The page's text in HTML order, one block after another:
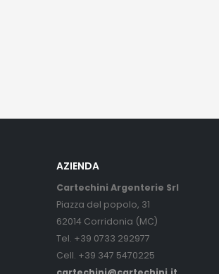
AZIENDA
Cartechini Argenterie Srl
Piazza del popolo, 31
62014 Corridonia (MC)
Tel. +39 0733 292977
Cell. +39 347 5470225